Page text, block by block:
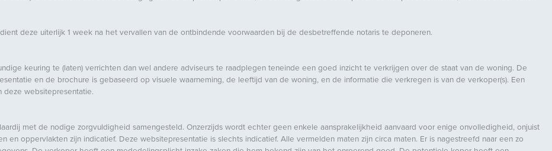
Ligging Aan rustige weg
deze uiterlijk 1 week na het vervallen van de ontbindende voorwaarden bij de desbetreffende notaris te deponeren.
keuring te (laten) verrichten dan wel andere adviseurs te raadplegen teneinde een goed inzicht te verkrijgen over de staat van de woning. De
en de brochure is gebaseerd op visuele waarneming, de leeftijd van de woning, en de informatie die verkregen is van de verkoper(s). Een
deze websitepresentatie.
met de nodige zorgvuldigheid samengesteld. Onzerzijds wordt echter geen enkele aansprakelijkheid aanvaard voor enige onvolledigheid, onjuist
en oppervlakten zijn indicatief. Deze websitepresentatie is slechts indicatief. Alle vermelden maten zijn circa maten. Er is nagestreefd naar een zo